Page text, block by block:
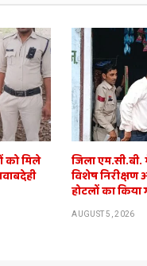
को मिले
जिला एम.सी.बी.
विशेष निरीक्षण
होटलों का किया
AUGUST 5, 2026